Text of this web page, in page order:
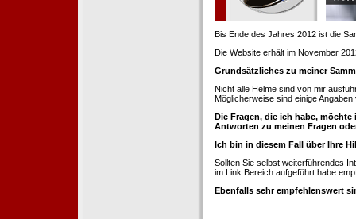
Bis Ende des Jahres 2012 ist die
Die Website erhält im November
Grundsätzliches zu meiner
Nicht alle Helme sind von mir
Möglicherweise sind einige
Die Fragen, die ich habe,
Antworten zu meinen Fragen
Ich bin in diesem Fall über Ihre
Sollten Sie selbst weiterführendes
im Link Bereich aufgeführt habe
Ebenfalls sehr empfehlenswert